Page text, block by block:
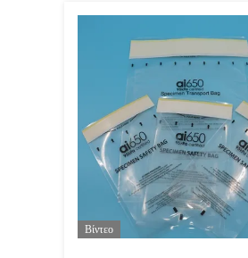
Βίντεο